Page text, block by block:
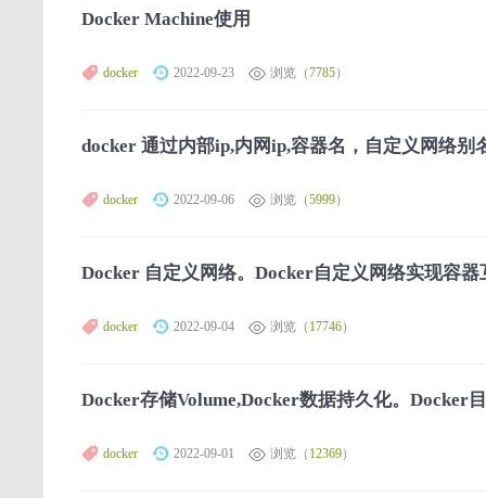
Docker Machine使用
docker 2022-09-23 浏览（7785）
docker 通过内部ip,内网ip,容器名，自定义网络
docker 2022-09-06 浏览（5999）
Docker 自定义网络。Docker自定义网络实现容器
docker 2022-09-04 浏览（ 17746）
Docker存储Volume,Docker数据持久化。Docker
docker 2022-09-01 浏览（ 12369）